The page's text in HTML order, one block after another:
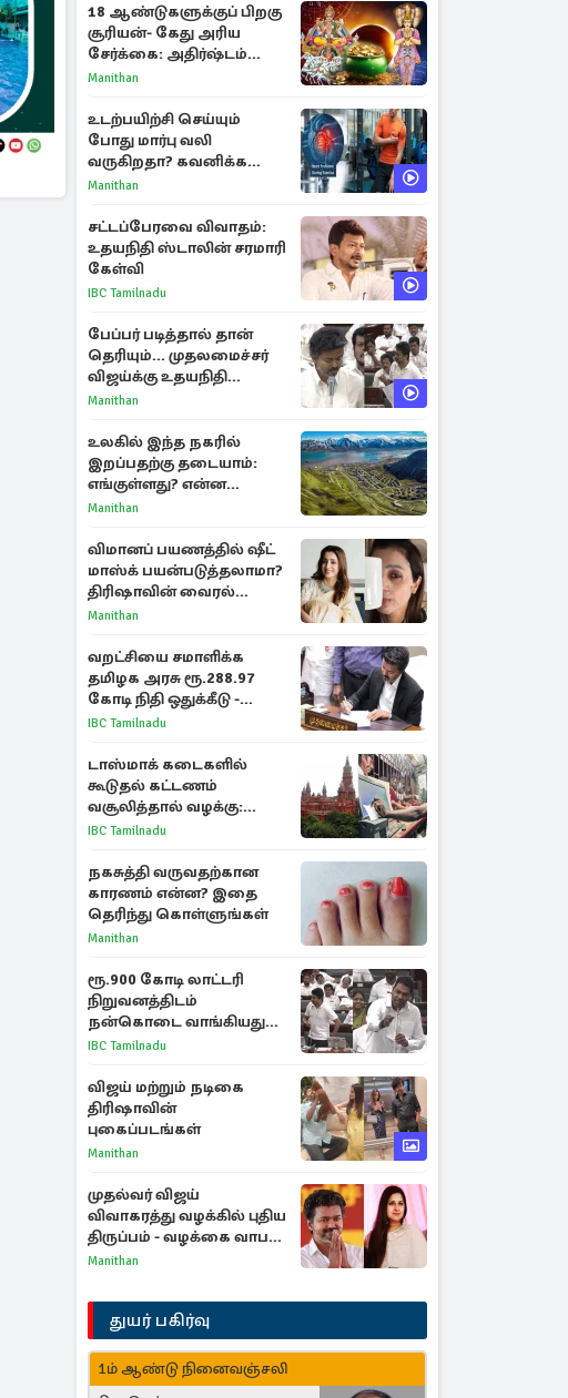
18 ஆண்டுகளுக்குப் பிறகு
சூரியன்- கேது அரிய
சேர்க்கை: அதிர்ஷ்டம்
பெறும் 3 ராசிகள்!
Manithan
உடற்பயிற்சி செய்யும்
போது மார்பு வலி
வருகிறதா? கவனிக்க
வேண்டிய எச்சரிக்கை
Manithan
சட்டப்பேரவை விவாதம்:
உதயநிதி ஸ்டாலின் சரமாரி
கேள்வி
IBC Tamilnadu
பேப்பர் படித்தால் தான்
தெரியும்... முதலமைச்சர்
விஜய்க்கு உதயநிதி
ஸ்டாலின் பதிலடி
Manithan
உலகில் இந்த நகரில்
இறப்பதற்கு தடையாம்:
எங்குள்ளது? என்ன
காரணம் தெரியுமா?
Manithan
விமானப் பயணத்தில் ஷீட்
மாஸ்க் பயன்படுத்தலாமா?
திரிஷாவின் வைரல்
செல்ஃபிக்கு மருத்துவர்
Manithan
வறட்சியை சமாளிக்க
தமிழக அரசு ரூ.288.97
கோடி நிதி ஒதுக்கீடு -
வெளியான அரசாணை
IBC Tamilnadu
டாஸ்மாக் கடைகளில்
கூடுதல் கட்டணம்
வசூலித்தால் வழக்கு:
சென்னை உயர்நீதிமன்றம்
IBC Tamilnadu
நகசுத்தி வருவதற்கான
காரணம் என்ன? இதை
தெரிந்து கொள்ளுங்கள்
Manithan
ரூ.900 கோடி லாட்டரி
நிறுவனத்திடம்
நன்கொடை வாங்கியது
ஏன்? உதயநிதி - ஆதவ்
IBC Tamilnadu
விஜய் மற்றும் நடிகை
திரிஷாவின்
புகைப்படங்கள்
Manithan
முதல்வர் விஜய்
விவாகரத்து வழக்கில் புதிய
திருப்பம் - வழக்கை வாபஸ்
பெற்ற சங்கீதா!
Manithan
துயர் பகிர்வு
1ம் ஆண்டு நினைவஞ்சலி